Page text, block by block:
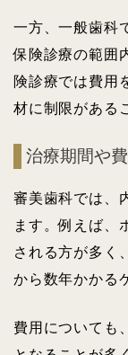
一方、一般歯科
保険診療の範囲
険診療では費用
材に制限がある
治療期間や
審美歯科では、
ます。例えば、
される方が多く
から数年かかる
費用についても